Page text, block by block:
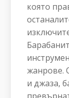
която
жанрове.
и джаза,